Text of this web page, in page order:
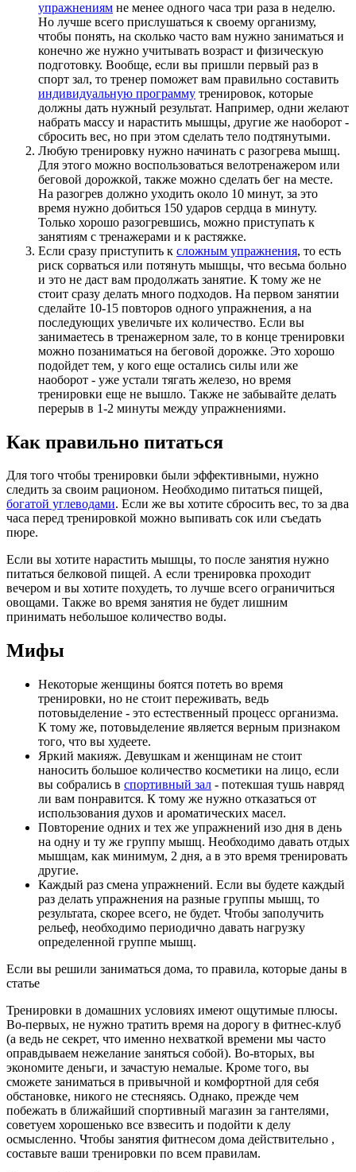
упражнениям не менее одного часа три раза в неделю.
Но лучше всего прислушаться к своему организму,
чтобы понять, на сколько часто вам нужно заниматься и
конечно же нужно учитывать возраст и физическую
подготовку. Вообще, если вы пришли первый раз в
спорт зал, то тренер поможет вам правильно составить
индивидуальную программу тренировок, которые
должны дать нужный результат. Например, одни желают
набрать массу и нарастить мышцы, другие же наоборот -
сбросить вес, но при этом сделать тело подтянутыми.
Любую тренировку нужно начинать с разогрева мышц.
Для этого можно воспользоваться велотренажером или
беговой дорожкой, также можно сделать бег на месте.
На разогрев должно уходить около 10 минут, за это
время нужно добиться 150 ударов сердца в минуту.
Только хорошо разогревшись, можно приступать к
занятиям с тренажерами и к растяжке.
Если сразу приступить к сложным упражнения, то есть
риск сорваться или потянуть мышцы, что весьма больно
и это не даст вам продолжать занятие. К тому же не
стоит сразу делать много подходов. На первом занятии
сделайте 10-15 повторов одного упражнения, а на
последующих увеличьте их количество. Если вы
занимаетесь в тренажерном зале, то в конце тренировки
можно позаниматься на беговой дорожке. Это хорошо
подойдет тем, у кого еще остались силы или же
наоборот - уже устали тягать железо, но время
тренировки еще не вышло. Также не забывайте делать
перерыв в 1-2 минуты между упражнениями.
Как правильно питаться
Для того чтобы тренировки были эффективными, нужно
следить за своим рационом. Необходимо питаться пищей,
богатой углеводами. Если же вы хотите сбросить вес, то за два
часа перед тренировкой можно выпивать сок или съедать
пюре.
Если вы хотите нарастить мышцы, то после занятия нужно
питаться белковой пищей. А если тренировка проходит
вечером и вы хотите похудеть, то лучше всего ограничиться
овощами. Также во время занятия не будет лишним
принимать небольшое количество воды.
Мифы
Некоторые женщины боятся потеть во время
тренировки, но не стоит переживать, ведь
потовыделение - это естественный процесс организма.
К тому же, потовыделение является верным признаком
того, что вы худеете.
Яркий макияж. Девушкам и женщинам не стоит
наносить большое количество косметики на лицо, если
вы собрались в спортивный зал - потекшая тушь навряд
ли вам понравится. К тому же нужно отказаться от
использования духов и ароматических масел.
Повторение одних и тех же упражнений изо дня в день
на одну и ту же группу мышц. Необходимо давать отдых
мышцам, как минимум, 2 дня, а в это время тренировать
другие.
Каждый раз смена упражнений. Если вы будете каждый
раз делать упражнения на разные группы мышц, то
результата, скорее всего, не будет. Чтобы заполучить
рельеф, необходимо периодично давать нагрузку
определенной группе мышц.
Если вы решили заниматься дома, то правила, которые даны в
статье
Тренировки в домашних условиях имеют ощутимые плюсы.
Во-первых, не нужно тратить время на дорогу в фитнес-клуб
(а ведь не секрет, что именно нехваткой времени мы часто
оправдываем нежелание заняться собой). Во-вторых, вы
экономите деньги, и зачастую немалые. Кроме того, вы
сможете заниматься в привычной и комфортной для себя
обстановке, никого не стесняясь. Однако, прежде чем
побежать в ближайший спортивный магазин за гантелями,
советуем хорошенько все взвесить и подойти к делу
осмысленно. Чтобы занятия фитнесом дома действительно ,
составьте ваши тренировки по всем правилам.